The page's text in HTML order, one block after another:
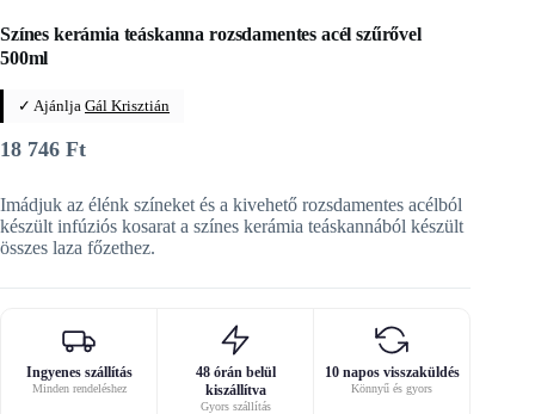
Színes kerámia teáskanna rozsdamentes acél szűrővel
500ml
✓ Ajánlja Gál Krisztián
18 746 Ft
Imádjuk az élénk színeket és a kivehető rozsdamentes acélból
készült infúziós kosarat a színes kerámia teáskannából készült
összes laza főzethez.
Ingyenes szállítás
Minden rendeléshez
48 órán belül
kiszállítva
Gyors szállítás
10 napos visszaküldés
Könnyű és gyors